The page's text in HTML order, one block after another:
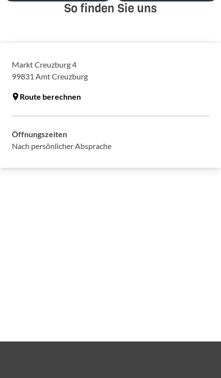
So finden Sie uns
Markt Creuzburg 4
99831 Amt Creuzburg
Route berechnen
Öffnungszeiten
Nach persönlicher Absprache